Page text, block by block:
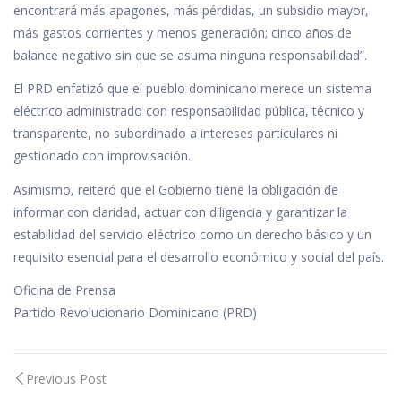
encontrará más apagones, más pérdidas, un subsidio mayor,
más gastos corrientes y menos generación; cinco años de
balance negativo sin que se asuma ninguna responsabilidad”.
El PRD enfatizó que el pueblo dominicano merece un sistema
eléctrico administrado con responsabilidad pública, técnico y
transparente, no subordinado a intereses particulares ni
gestionado con improvisación.
Asimismo, reiteró que el Gobierno tiene la obligación de
informar con claridad, actuar con diligencia y garantizar la
estabilidad del servicio eléctrico como un derecho básico y un
requisito esencial para el desarrollo económico y social del país.
Oficina de Prensa
Partido Revolucionario Dominicano (PRD)
Post
Previous Post